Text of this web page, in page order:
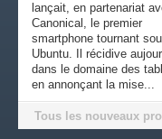
lançait, en partenariat
Canonical, le premier
smartphone tournant
Ubuntu. Il récidive
dans le domaine des
en annonçant la mise...
Tous les nouveaux